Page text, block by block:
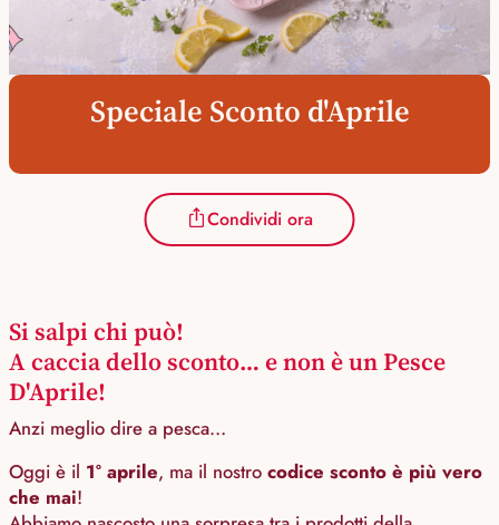
Speciale Sconto d'Aprile
Condividi ora
Si salpi chi può!
A caccia dello sconto… e non è un Pesce
D'Aprile!
Anzi meglio dire a pesca…
Oggi è il 1° aprile, ma il nostro codice sconto è più vero
che mai!